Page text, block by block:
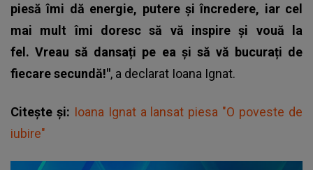
piesă îmi dă energie, putere și încredere, iar cel
mai mult îmi doresc să vă inspire și vouă la
fel. Vreau să dansați pe ea și să vă bucurați de
fiecare secundă!", a declarat Ioana Ignat.
Citește și: Ioana Ignat a lansat piesa "O poveste de
iubire"